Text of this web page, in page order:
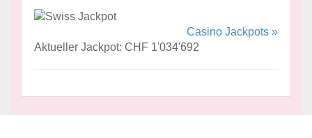
Casino Jackpots »
Aktueller Jackpot: CHF 1'034'692